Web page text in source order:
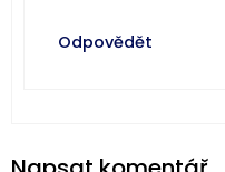
Odpovědět